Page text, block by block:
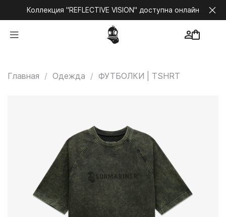
Коллекция "REFLECTIVE VISION" доступна онлайн
Главная Одежда ФУТБОЛКИ | TSHRT